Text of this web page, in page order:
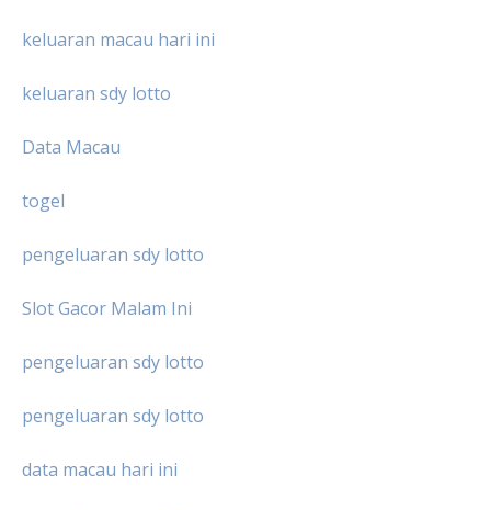
keluaran macau hari ini
keluaran sdy lotto
Data Macau
togel
pengeluaran sdy lotto
Slot Gacor Malam Ini
pengeluaran sdy lotto
pengeluaran sdy lotto
data macau hari ini